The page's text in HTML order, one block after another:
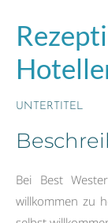
UNTERTITEL
Bei Best
willkommen zu